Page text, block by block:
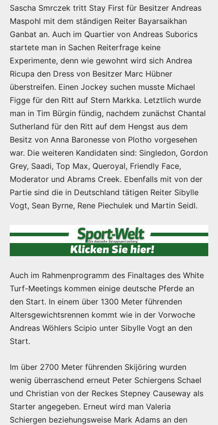
Sascha Smrczek tritt Stay First für Besitzer Andreas
Maspohl mit dem ständigen Reiter Bayarsaikhan
Ganbat an. Auch im Quartier von Andreas Suborics
startete man in Sachen Reiterfrage keine
Experimente, denn wie gewohnt wird sich Andrea
Ricupa den Dress von Besitzer Marc Hübner
überstreifen. Einen Jockey suchen musste Michael
Figge für den Ritt auf Stern Markka. Letztlich wurde
man in Tim Bürgin fündig, nachdem zunächst Chantal
Sutherland für den Ritt auf dem Hengst aus dem
Besitz von Anna Baronesse von Plotho vorgesehen
war. Die weiteren Kandidaten sind: Singledon, Gordon
Grey, Saadi, Top Max, Queroyal, Friendly Face,
Moderator und Abrams Creek. Ebenfalls mit von der
Partie sind die in Deutschland tätigen Reiter Sibylle
Vogt, Sean Byrne, Rene Piechulek und Martin Seidl.
Auch im Rahmenprogramm des Finaltages des White
Turf-Meetings kommen einige deutsche Pferde an
den Start. In einem über 1300 Meter führenden
Altersgewichtsrennen kommt wie in der Vorwoche
Andreas Wöhlers Scipio unter Sibylle Vogt an den
Start.
Im über 2700 Meter führenden Skijöring wurden
wenig überraschend erneut Peter Schiergens Schael
und Christian von der Reckes Stepney Causeway als
Starter angegeben. Erneut wird man Valeria
Schiergen beziehungsweise Mark Adams an den